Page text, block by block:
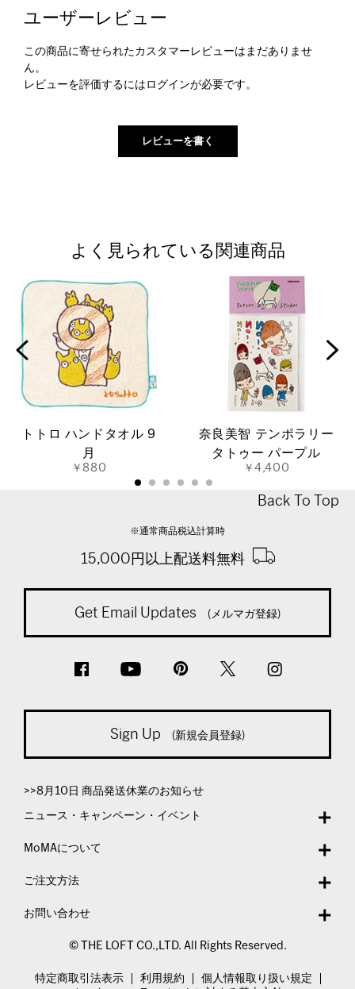
ユーザーレビュー
この商品に寄せられたカスタマーレビューはまだありませ
ん。
レビューを評価するには ログインが必要です。
よく見られている関連商品
トトロ ハンドタオル 9
月
￥880
奈良美智 テンポラリー
タトゥー パープル
￥4,400
Back To Top
※通常商品税込計算時
15,000円以上配送料無料
Get Email Updates (メルマガ登録)
Sign Up (新規会員登録)
>>8月10日 商品発送休業のお知らせ
ニュース・キャンペーン・イベント
MoMAについて
ご注文方法
お問い合わせ
© THE LOFT CO.,LTD. All Rights Reserved.
特定商取引法表示 利用規約
個人情報取り扱い規定